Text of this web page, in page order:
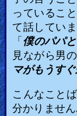
っているこ
て話してい
「 僕のパパ
見ながら男
マがもうすぐ
こんなこと
分かりませ